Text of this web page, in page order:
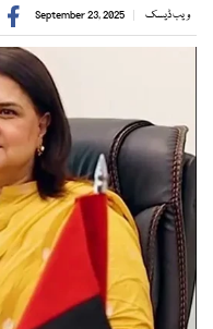
ویب ڈیسک September 23, 2025